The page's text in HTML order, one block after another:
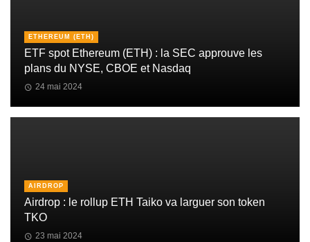
ETHEREUM (ETH)
ETF spot Ethereum (ETH) : la SEC approuve les
plans du NYSE, CBOE et Nasdaq
24 mai 2024
AIRDROP
Airdrop : le rollup ETH Taiko va larguer son token
TKO
23 mai 2024